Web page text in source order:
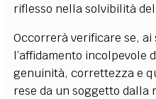
riflesso nella solvibilità
Occorrerà verificare se,
l’affidamento incolpevole
genuinità, correttezza e
rese da un soggetto dalla